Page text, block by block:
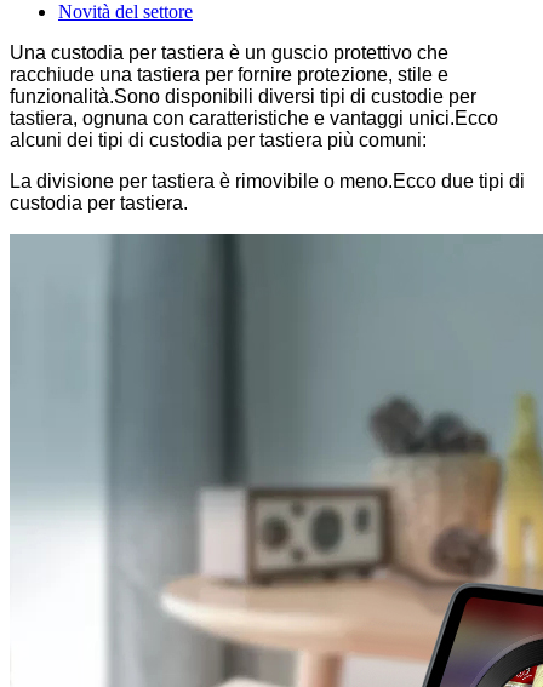
Novità del settore
Una custodia per tastiera è un guscio protettivo che
racchiude una tastiera per fornire protezione, stile e
funzionalità.Sono disponibili diversi tipi di custodie per
tastiera, ognuna con caratteristiche e vantaggi unici.Ecco
alcuni dei tipi di custodia per tastiera più comuni:
La divisione per tastiera è rimovibile o meno.Ecco due tipi di
custodia per tastiera.